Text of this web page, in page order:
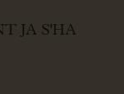
JA S'HA